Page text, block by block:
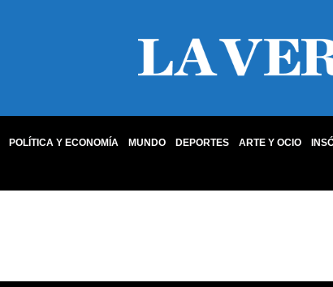
POLÍTICA Y ECONOMÍA MUNDO DEPORTES ARTE Y OCIO